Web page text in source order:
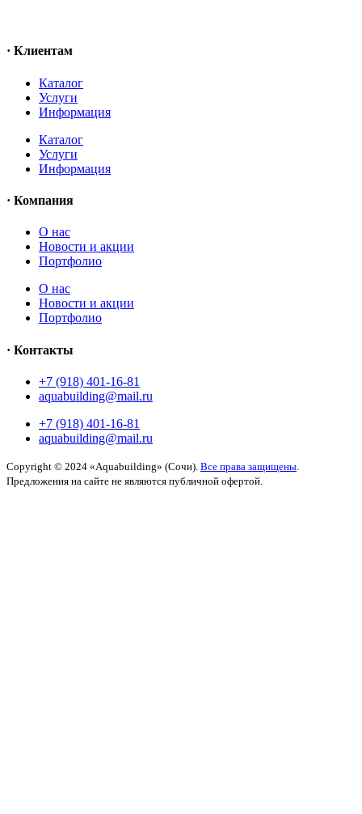
· Клиентам
Каталог
Услуги
Информация
Каталог
Услуги
Информация
· Компания
O нас
Новости и акции
Портфолио
O нас
Новости и акции
Портфолио
· Контакты
+7 (918) 401-16-81
aquabuilding@mail.ru
+7 (918) 401-16-81
aquabuilding@mail.ru
Copyright © 2024 «Aquabuilding» (Сочи). Все права защищены
Предложения на сайте не являются публичной офертой.